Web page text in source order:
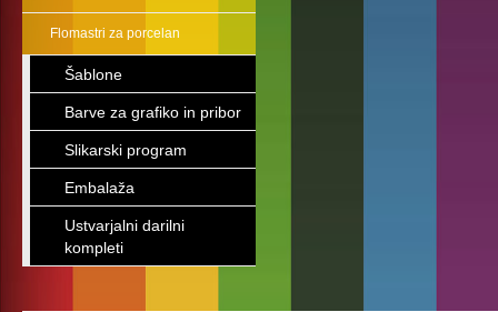
Flomastri za porcelan
Šablone
Barve za grafiko in pribor
Slikarski program
Embalaža
Ustvarjalni darilni
kompleti